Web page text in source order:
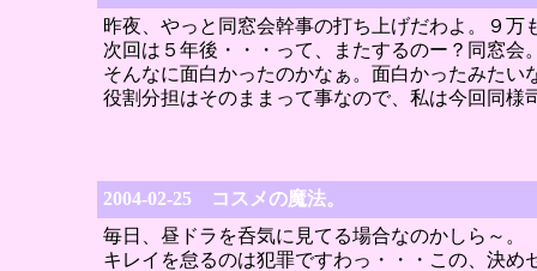
昨夜、やっと同窓会幹事の打ち上げだわよ。９万
次回は５年後・・・って、またするのー？同窓会
そんなに面白かったのかなぁ。面白かったみたい
役割分担はそのままって事なので、私は今回同様
2004-02-25 コスメの魔法。
毎日、昼ドラを呑気に見てる場合なのかしら～。
キレイを怠るのは犯罪ですわっ・・・この、決め